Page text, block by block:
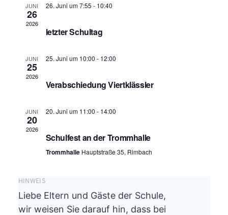
JUNI
26
2026
26. Juni um 7:55 - 10:40
letzter Schultag
JUNI
25
2026
25. Juni um 10:00 - 12:00
Verabschiedung Viertklässler
JUNI
20
2026
20. Juni um 11:00 - 14:00
Schulfest an der Trommhalle
Trommhalle Hauptstraße 35, Rimbach
HINWEIS
Liebe Eltern und Gäste der Schule,
wir weisen Sie darauf hin, dass bei